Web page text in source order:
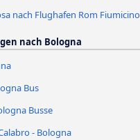
nach Flughafen Rom Fiumicino
nach Bologna
Bus
Busse
- Bologna